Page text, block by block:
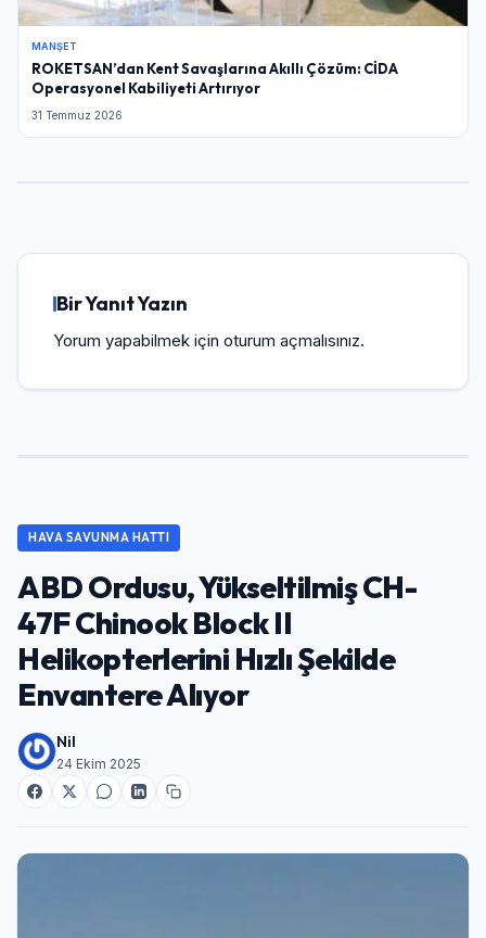
MANŞET
ROKETSAN’dan Kent Savaşlarına Akıllı Çözüm: CİDA
Operasyonel Kabiliyeti Artırıyor
31 Temmuz 2026
Bir Yanıt Yazın
Yorum yapabilmek için oturum açmalısınız.
HAVA SAVUNMA HATTI
ABD Ordusu, Yükseltilmiş CH-
47F Chinook Block II
Helikopterlerini Hızlı Şekilde
Envantere Alıyor
Nil
24 Ekim 2025